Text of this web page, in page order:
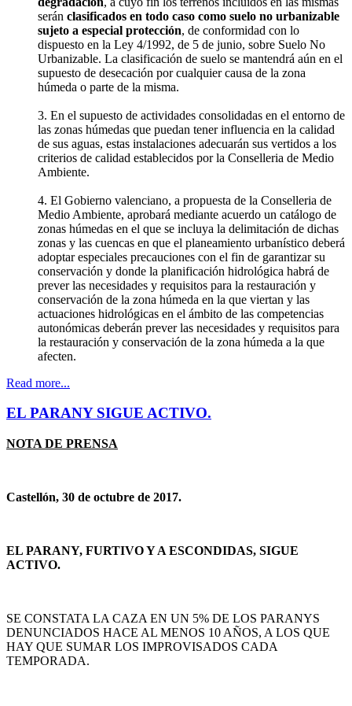
serán clasificados en todo caso como suelo no urbanizable
sujeto a especial protección, de conformidad con lo
dispuesto en la Ley 4/1992, de 5 de junio, sobre Suelo No
Urbanizable. La clasificación de suelo se mantendrá aún en el
supuesto de desecación por cualquier causa de la zona
húmeda o parte de la misma.
3. En el supuesto de actividades consolidadas en el entorno de
las zonas húmedas que puedan tener influencia en la calidad
de sus aguas, estas instalaciones adecuarán sus vertidos a los
criterios de calidad establecidos por la Conselleria de Medio
Ambiente.
4. El Gobierno valenciano, a propuesta de la Conselleria de
Medio Ambiente, aprobará mediante acuerdo un catálogo de
zonas húmedas en el que se incluya la delimitación de dichas
zonas y las cuencas en que el planeamiento urbanístico deberá
adoptar especiales precauciones con el fin de garantizar su
conservación y donde la planificación hidrológica habrá de
prever las necesidades y requisitos para la restauración y
conservación de la zona húmeda en la que viertan y las
actuaciones hidrológicas en el ámbito de las competencias
autonómicas deberán prever las necesidades y requisitos para
la restauración y conservación de la zona húmeda a la que
afecten.
Read more...
EL PARANY SIGUE ACTIVO.
NOTA DE PRENSA
Castellón, 30 de octubre de 2017.
EL PARANY, FURTIVO Y A ESCONDIDAS, SIGUE
ACTIVO.
SE CONSTATA LA CAZA EN UN 5% DE LOS PARANYS
DENUNCIADOS HACE AL MENOS 10 AÑOS, A LOS QUE
HAY QUE SUMAR LOS IMPROVISADOS CADA
TEMPORADA.